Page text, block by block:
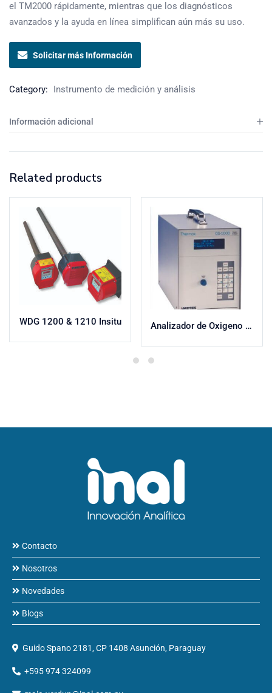
el TM2000 rápidamente, mientras que los diagnósticos
avanzados y la ayuda en línea simplifican aún más su uso.
Solicitar más Información
Category: Instrumento de medición y análisis
Información adicional
Related products
WDG 1200 & 1210 Insitu Analizador de Oxigeno CG1000
Contacto
Nosotros
Novedades
Blogs
Guido Spano 2181, CP 1408 Asunción, Paraguay
+595 974 324099